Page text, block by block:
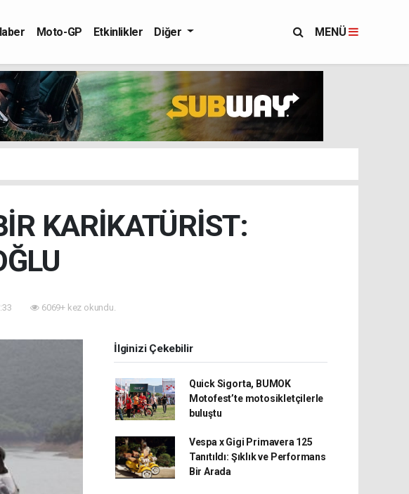
Moto-GP Etkinlikler Diğer MENÜ
KARİKATÜRİST:
6069+ kez okundu.
İlginizi Çekebilir
Quick Sigorta, BUMOK
Motofest’te motosikletçilerle
buluştu
Vespa x Gigi Primavera 125
Tanıtıldı: Şıklık ve Performans
Bir Arada